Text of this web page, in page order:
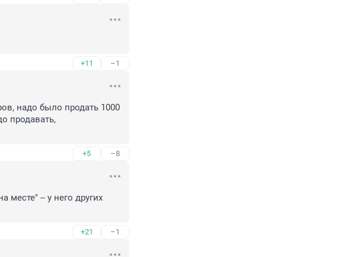
+11 –1
надо было продать 1000
продавать,
+5 –8
месте" -- у него других
+21 –1